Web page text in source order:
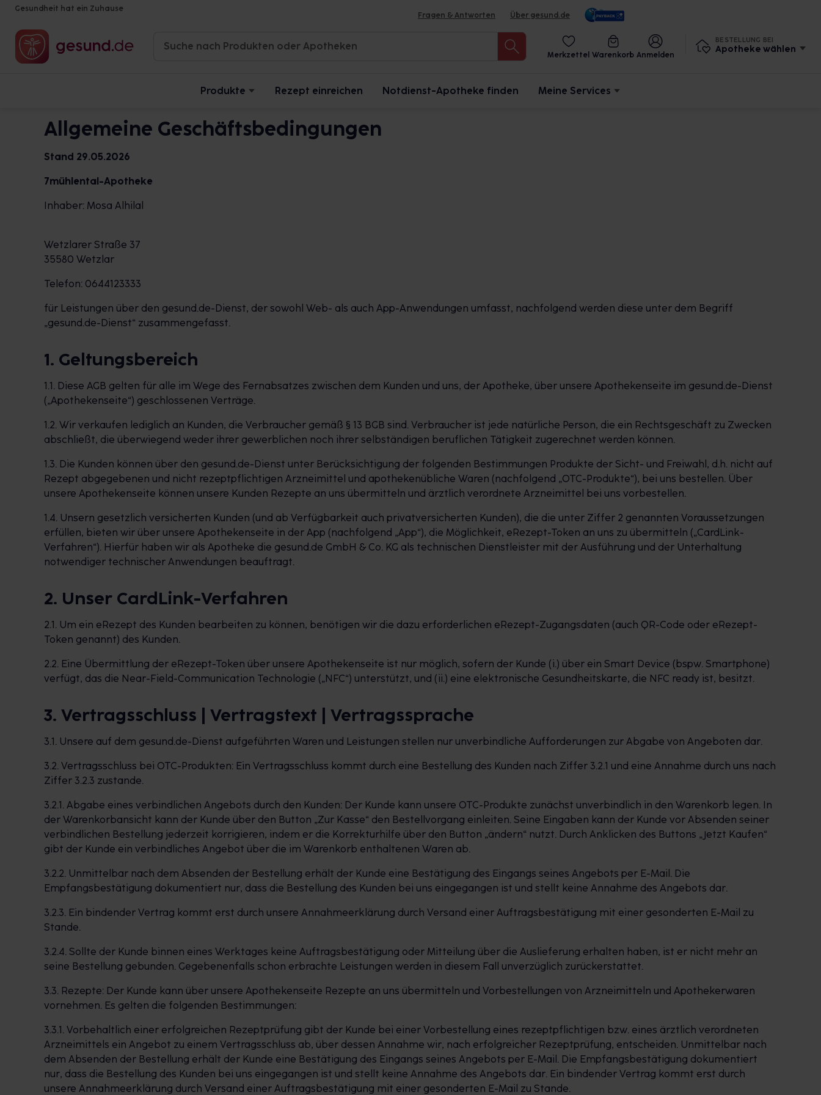
Gesundheit hat ein Zuhause
Fragen & Antworten Über gesund.de
Merkzettel Warenkorb Anmelden
BESTELLUNG BEI
Apotheke wählen
Produkte Rezept einreichen Notdienst-Apotheke finden Meine Services
Allgemeine Geschäftsbedingungen
Stand 29.05.2026
7mühlental-Apotheke
Inhaber: Mosa Alhilal
Wetzlarer Straße 37
35580 Wetzlar
Telefon: 0644123333
für Leistungen über den gesund.de-Dienst, der sowohl Web- als auch App-Anwendungen umfasst, nachfolgend werden diese unter dem Begriff
„gesund.de-Dienst“ zusammengefasst.
1. Geltungsbereich
1.1. Diese AGB gelten für alle im Wege des Fernabsatzes zwischen dem Kunden und uns, der Apotheke, über unsere Apothekenseite im gesund.de-Dienst
(„Apothekenseite“) geschlossenen Verträge.
1.2. Wir verkaufen lediglich an Kunden, die Verbraucher gemäß § 13 BGB sind. Verbraucher ist jede natürliche Person, die ein Rechtsgeschäft zu Zwecken
abschließt, die überwiegend weder ihrer gewerblichen noch ihrer selbständigen beruflichen Tätigkeit zugerechnet werden können.
1.3. Die Kunden können über den gesund.de-Dienst unter Berücksichtigung der folgenden Bestimmungen Produkte der Sicht- und Freiwahl, d.h. nicht auf
Rezept abgegebenen und nicht rezeptpflichtigen Arzneimittel und apothekenübliche Waren (nachfolgend „OTC-Produkte“), bei uns bestellen. Über
unsere Apothekenseite können unsere Kunden Rezepte an uns übermitteln und ärztlich verordnete Arzneimittel bei uns vorbestellen.
1.4. Unsern gesetzlich versicherten Kunden (und ab Verfügbarkeit auch privatversicherten Kunden), die die unter Ziffer 2 genannten Voraussetzungen
erfüllen, bieten wir über unsere Apothekenseite in der App (nachfolgend „App“), die Möglichkeit, eRezept-Token an uns zu übermitteln („CardLink-
Verfahren“). Hierfür haben wir als Apotheke die gesund.de GmbH & Co. KG als technischen Dienstleister mit der Ausführung und der Unterhaltung
notwendiger technischer Anwendungen beauftragt.
2. Unser CardLink-Verfahren
2.1. Um ein eRezept des Kunden bearbeiten zu können, benötigen wir die dazu erforderlichen eRezept-Zugangsdaten (auch QR-Code oder eRezept-
Token genannt) des Kunden.
2.2. Eine Übermittlung der eRezept-Token über unsere Apothekenseite ist nur möglich, sofern der Kunde (i.) über ein Smart Device (bspw. Smartphone)
verfügt, das die Near-Field-Communication Technologie („NFC“) unterstützt, und (ii.) eine elektronische Gesundheitskarte, die NFC ready ist, besitzt.
3. Vertragsschluss | Vertragstext | Vertragssprache
3.1. Unsere auf dem gesund.de-Dienst aufgeführten Waren und Leistungen stellen nur unverbindliche Aufforderungen zur Abgabe von Angeboten dar.
3.2. Vertragsschluss bei OTC-Produkten: Ein Vertragsschluss kommt durch eine Bestellung des Kunden nach Ziffer 3.2.1 und eine Annahme durch uns nach
Ziffer 3.2.3 zustande.
3.2.1. Abgabe eines verbindlichen Angebots durch den Kunden: Der Kunde kann unsere OTC-Produkte zunächst unverbindlich in den Warenkorb legen. In
der Warenkorbansicht kann der Kunde über den Button „Zur Kasse“ den Bestellvorgang einleiten. Seine Eingaben kann der Kunde vor Absenden seiner
verbindlichen Bestellung jederzeit korrigieren, indem er die Korrekturhilfe über den Button „ändern“ nutzt. Durch Anklicken des Buttons „Jetzt Kaufen“
gibt der Kunde ein verbindliches Angebot über die im Warenkorb enthaltenen Waren ab.
3.2.2. Unmittelbar nach dem Absenden der Bestellung erhält der Kunde eine Bestätigung des Eingangs seines Angebots per E-Mail. Die
Empfangsbestätigung dokumentiert nur, dass die Bestellung des Kunden bei uns eingegangen ist und stellt keine Annahme des Angebots dar.
3.2.3. Ein bindender Vertrag kommt erst durch unsere Annahmeerklärung durch Versand einer Auftragsbestätigung mit einer gesonderten E-Mail zu
Stande.
3.2.4. Sollte der Kunde binnen eines Werktages keine Auftragsbestätigung oder Mitteilung über die Auslieferung erhalten haben, ist er nicht mehr an
seine Bestellung gebunden. Gegebenenfalls schon erbrachte Leistungen werden in diesem Fall unverzüglich zurückerstattet.
3.3. Rezepte: Der Kunde kann über unsere Apothekenseite Rezepte an uns übermitteln und Vorbestellungen von Arzneimitteln und Apothekerwaren
vornehmen. Es gelten die folgenden Bestimmungen:
3.3.1. Vorbehaltlich einer erfolgreichen Rezeptprüfung gibt der Kunde bei einer Vorbestellung eines rezeptpflichtigen bzw. eines ärztlich verordneten
Arzneimittels ein Angebot zu einem Vertragsschluss ab, über dessen Annahme wir, nach erfolgreicher Rezeptprüfung, entscheiden. Unmittelbar nach
dem Absenden der Bestellung erhält der Kunde eine Bestätigung des Eingangs seines Angebots per E-Mail. Die Empfangsbestätigung dokumentiert
nur, dass die Bestellung des Kunden bei uns eingegangen ist und stellt keine Annahme des Angebots dar. Ein bindender Vertrag kommt erst durch
unsere Annahmeerklärung durch Versand einer Auftragsbestätigung mit einer gesonderten E-Mail zu Stande.